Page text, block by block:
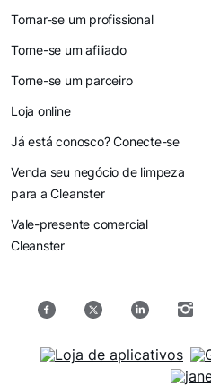
Tornar-se um profissional
Torne-se um afiliado
Torne-se um parceiro
Loja online
Já está conosco? Conecte-se
Venda seu negócio de limpeza
para a Cleanster
Vale-presente comercial
Cleanster